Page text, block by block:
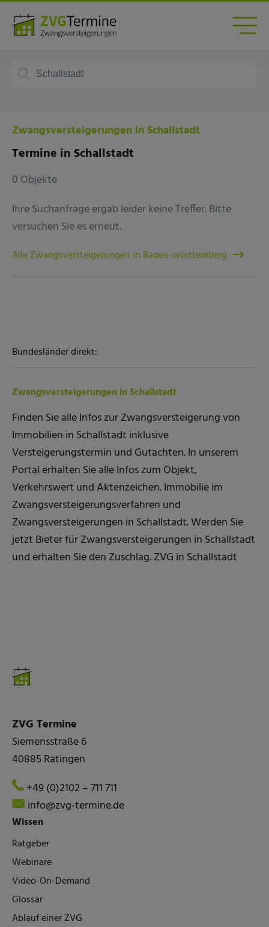
Zwangsversteigerungen in Schallstadt
Termine in Schallstadt
0 Objekte
Ihre Suchanfrage ergab leider keine Treffer. Bitte
versuchen Sie es erneut.
Alle Zwangsversteigerungen in Baden-württemberg
Bundesländer direkt:
Zwangsversteigerungen in Schallstadt
Finden Sie alle Infos zur Zwangsversteigerung von
Immobilien in Schallstadt inklusive
Versteigerungstermin und Gutachten. In unserem
Portal erhalten Sie alle Infos zum Objekt,
Verkehrswert und Aktenzeichen. Immobilie im
Zwangsversteigerungsverfahren und
Zwangsversteigerungen in Schallstadt. Werden Sie
jetzt Bieter für Zwangsversteigerungen in Schallstadt
und erhalten Sie den Zuschlag. ZVG in Schallstadt
ZVG Termine
Siemensstraße 6
40885 Ratingen
+49 (0)2102 – 711 711
info@zvg-termine.de
Wissen
Ratgeber
Webinare
Video-On-Demand
Glossar
Ablauf einer ZVG